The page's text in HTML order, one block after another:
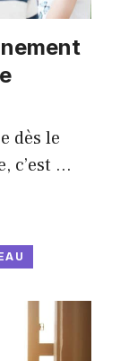
dès le
c’est …